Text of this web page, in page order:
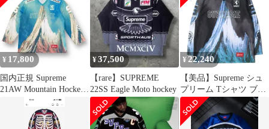
心斎橋店
¥ 17,800
国内正規 Supreme
21AW Mountain Hockey
Jersey マウンテン ホッ
ケー ジャージー シュプ
リーム L 54770A
¥37,500
【rare】SUPREME
22SS Eagle Moto hockey
¥ 22,240
【美品】Supreme シュ
プリーム Tシャツ ブラ
ック 黒 サイズ:L |
21AW マウンテン ホッ
ケージャージ (Mountain